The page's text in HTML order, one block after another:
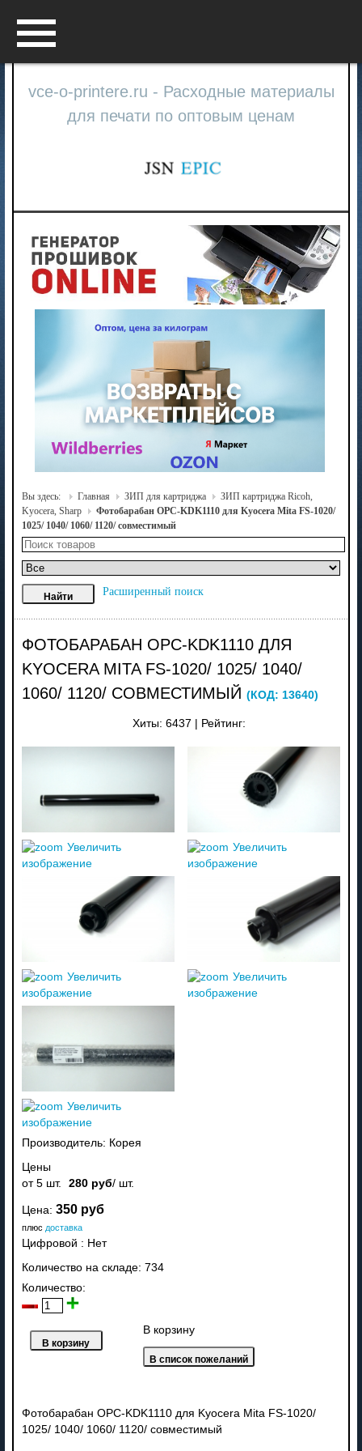
vce-o-printere.ru - Расходные материалы
для печати по оптовым ценам
Вы здесь: Главная ЗИП для картриджа
ЗИП картриджа Ricoh,
Kyocera, Sharp
Фотобарабан OPC-KDK1110 для Kyocera Mita FS-1020/
1025/ 1040/ 1060/ 1120/ совместимый
Расширенный поиск
ФОТОБАРАБАН OPC-KDK1110 ДЛЯ
KYOCERA MITA FS-1020/ 1025/ 1040/
1060/ 1120/ СОВМЕСТИМЫЙ (КОД: 13640)
Хиты: 6437 Рейтинг:
Увеличить
изображение
Увеличить
изображение
Увеличить
изображение
Увеличить
изображение
Увеличить
изображение
Производитель: Корея
Цены
от 5 шт.
280 руб/ шт.
Цена: 350 руб
плюс доставка
Цифровой : Нет
Количество на складе: 734
Количество:
В корзину
Фотобарабан OPC-KDK1110 для Kyocera Mita FS-1020/
1025/ 1040/ 1060/ 1120/ совместимый